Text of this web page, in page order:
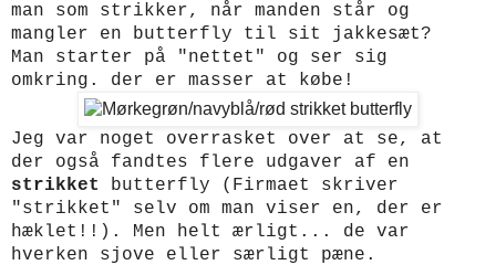
man som strikker, når manden står og
mangler en butterfly til sit jakkesæt?
Man starter på "nettet" og ser sig
omkring. der er masser at købe!
Jeg var noget overrasket over at se, at
der også fandtes flere udgaver af en
strikket
butterfly (Firmaet skriver
"strikket" selv om man viser en, der er
hæklet!!). Men helt ærligt... de var
hverken sjove eller særligt pæne.